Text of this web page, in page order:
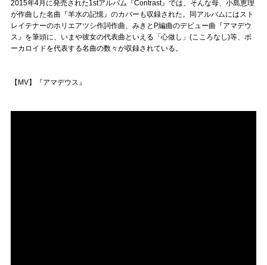
2015年4月に発売された1stアルバム『Contrast』では、そんな母、小島恵理
が作曲した名曲『羊水の記憶』のカバーも収録された。同アルバムにはスト
レイテナーのホリエアツシ作詞作曲、みきとP編曲のデビュー曲『アマデウ
ス』を筆頭に、いまや彼女の代表曲といえる「心做し」(こころなし)等、ボ
ーカロイドを代表する名曲の数々が収録されている。
【MV】『アマデウス』